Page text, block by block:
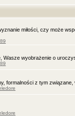
miłości, czy może
Wasze wyobrażenie o
formalności z tym związane,